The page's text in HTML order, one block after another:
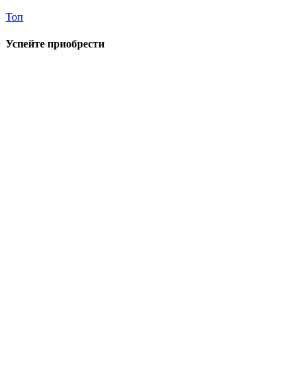
Топ
Успейте приобрести